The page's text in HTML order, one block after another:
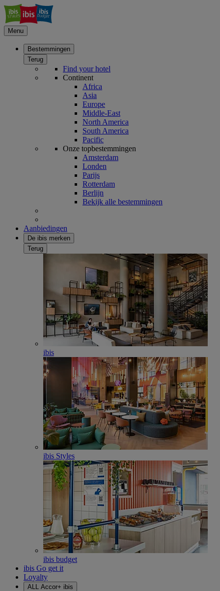
Menu
Bestemmingen
Terug
Find your hotel
Continent
Africa
Asia
Europe
Middle-East
North America
South America
Pacific
Onze topbestemmingen
Amsterdam
Londen
Parijs
Rotterdam
Berlijn
Bekijk alle bestemmingen
Aanbiedingen
De ibis merken
Terug
ibis
ibis Styles
ibis budget
ibis Go get it
Loyalty
ALL Accor+ ibis